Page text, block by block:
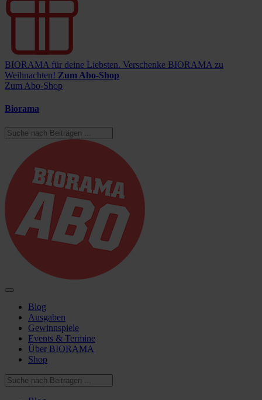
BIORAMA für deine Liebsten. Verschenke BIORAMA zu
Weihnachten! Zum Abo-Shop
Zum Abo-Shop
Biorama
Blog
Ausgaben
Gewinnspiele
Events & Termine
Über BIORAMA
Shop